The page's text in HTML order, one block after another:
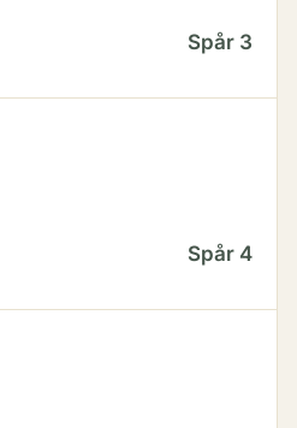
Spår 3
Spår 4